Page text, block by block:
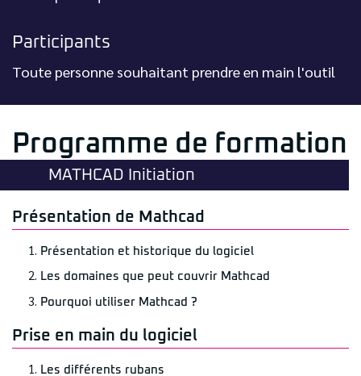
Participants
Toute personne souhaitant prendre en main l'outil
Programme de formation
MATHCAD Initiation
Présentation de Mathcad
Présentation et historique du logiciel
Les domaines que peut couvrir Mathcad
Pourquoi utiliser Mathcad ?
Prise en main du logiciel
Les différents rubans